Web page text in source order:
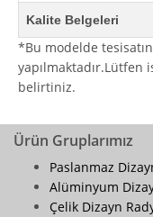
Kalite Belgeleri
*Bu modelde
belirtiniz.
Ürün Gruplarımız
Paslanmaz
Alüminyum
Çelik Dizayn